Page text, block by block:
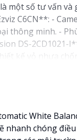
một số tư vấn
C6CN**: -
thông minh. -
DS-2CD1021-
kế vỏ nhựa
HDCVI HAC-
ngược sáng
sản phẩm
White
nhanh chóng